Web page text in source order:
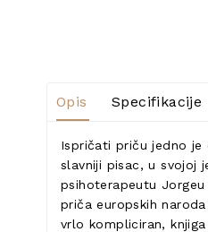
Opis Specifikacije
Ispričati priču jedno je
slavniji pisac, u svojoj
psihoterapeutu
priča europskih
vrlo kompliciran,